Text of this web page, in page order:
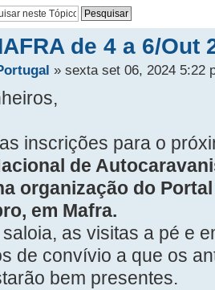
de 4 a 6/Out
» sexta set 06, 2024 5:22
inscrições para o
de
organização do
em Mafra.
as visitas a pé e
de convívio a que os
bem presentes.